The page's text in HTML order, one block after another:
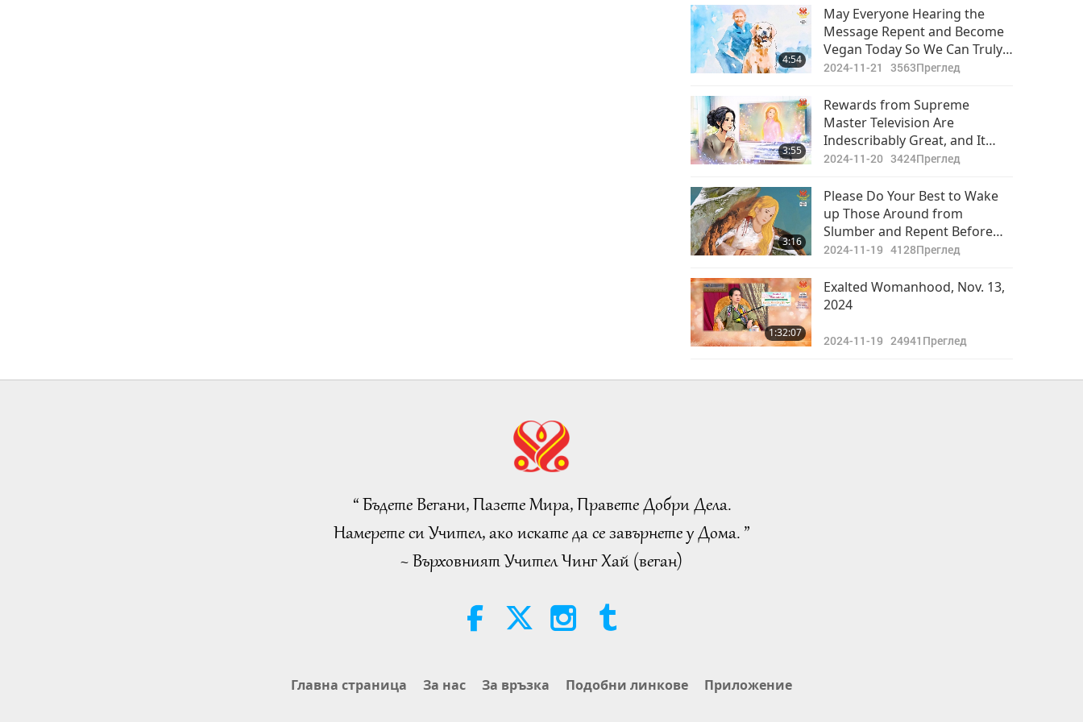
4:54
May Everyone Hearing the
Message Repent and Become
Vegan Today So We Can Truly
Have a World Worthy of
Alike
2024-11-21 3563Преглед
3:55
Rewards from Supreme
Master Television Are
Indescribably Great, and It
Cleanses Atmosphere
2024-11-20 3424Преглед
3:16
Please Do Your Best to Wake
up Those Around from
Slumber and Repent Before
Time Is Up
2024-11-19 4128Преглед
1:32:07
Exalted Womanhood, Nov. 13,
2024
2024-11-19 24941 Преглед
“ Бъдете Вегани, Пазете Мира, Правете Добри Дела.
Намерете си Учител, ако искате да се завърнете у Дома. ”
~ Върховният Учител Чинг Хай (веган)
Главна страница За нас За връзка Подобни линкове Приложение